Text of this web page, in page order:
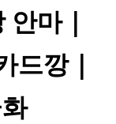
안마 |
드깡 |